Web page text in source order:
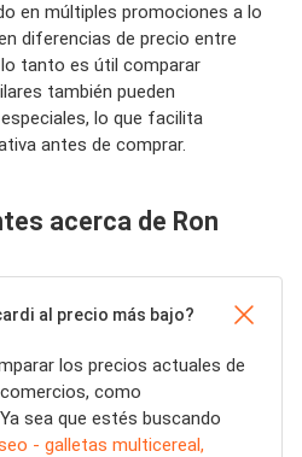
en múltiples promociones a lo
diferencias de precio entre
tanto es útil comparar
también pueden
lo que facilita
antes de comprar.
acerca de Ron
al precio más bajo?
los precios actuales de
como
sea que estés buscando
- galletas multicereal,